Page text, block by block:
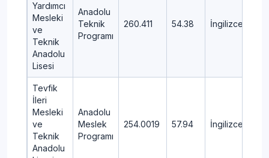
Yardımcı
Mesleki
ve
Teknik
Anadolu
Lisesi
Anadolu
Teknik
Programı
260.411 54.38 İngilizce
Tevfik
İleri
Mesleki
ve
Teknik
Anadolu
Anadolu
Meslek
Programı
254.0019 57.94 İngilizce